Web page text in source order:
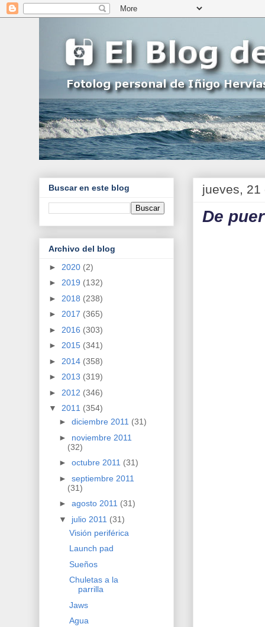
jueves, 21
De
Buscar en este blog
Archivo del blog
► 2020 (2)
► 2019 (132)
► 2018 (238)
► 2017 (365)
► 2016 (303)
► 2015 (341)
► 2014 (358)
► 2013 (319)
► 2012 (346)
▼ 2011 (354)
► diciembre 2011 (31)
► noviembre 2011
(32)
► octubre 2011 (31)
► septiembre 2011
(31)
► agosto 2011 (31)
▼ julio 2011 (31)
Visión periférica
Launch pad
Sueños
Chuletas a la
parrilla
Jaws
Agua